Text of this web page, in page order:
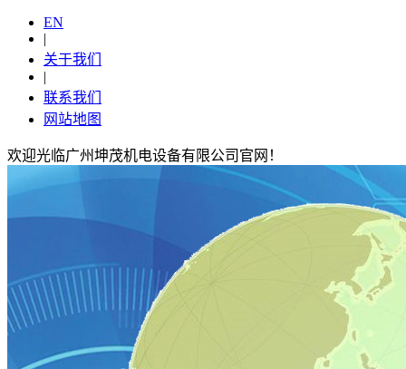
EN
|
关于我们
|
联系我们
网站地图
欢迎光临广州坤茂机电设备有限公司官网！